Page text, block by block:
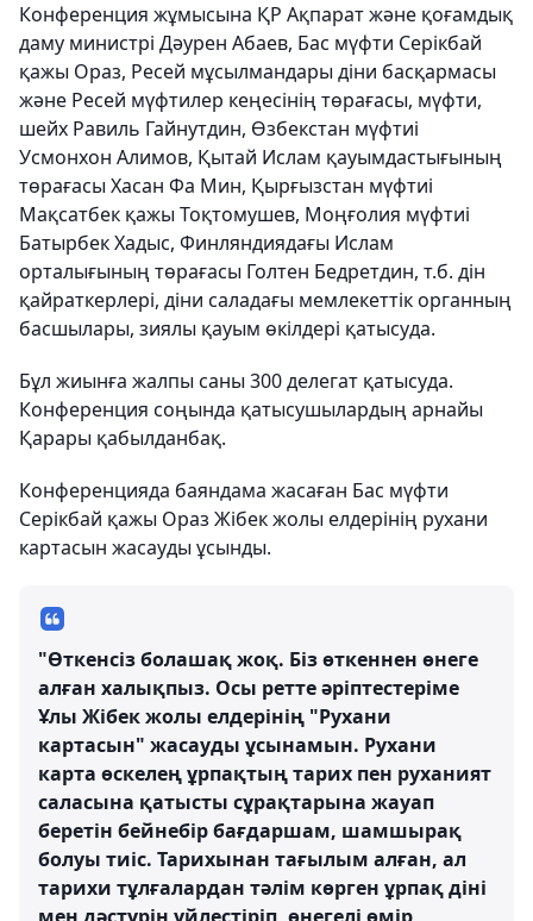
Конференция жұмысына ҚР Ақпарат және қоғамдық
даму министрі Дәурен Абаев, Бас мүфти Серікбай
қажы Ораз, Ресей мұсылмандары діни басқармасы
және Ресей мүфтилер кеңесінің төрағасы, мүфти,
шейх Равиль Гайнутдин, Өзбекстан мүфтиі
Усмонхон Алимов, Қытай Ислам қауымдастығының
төрағасы Хасан Фа Мин, Қырғызстан мүфтиі
Мақсатбек қажы Тоқтомушев, Моңғолия мүфтиі
Батырбек Хадыс, Финляндиядағы Ислам
орталығының төрағасы Голтен Бедретдин, т.б. дін
қайраткерлері, діни саладағы мемлекеттік органның
басшылары, зиялы қауым өкілдері қатысуда.
Бұл жиынға жалпы саны 300 делегат қатысуда.
Конференция соңында қатысушылардың арнайы
Қарары қабылданбақ.
Конференцияда баяндама жасаған Бас мүфти
Серікбай қажы Ораз Жібек жолы елдерінің рухани
картасын жасауды ұсынды.
"Өткенсіз болашақ жоқ. Біз өткеннен өнеге
алған халықпыз. Осы ретте әріптестеріме
Ұлы Жібек жолы елдерінің "Рухани
картасын" жасауды ұсынамын. Рухани
карта өскелең ұрпақтың тарих пен руханият
саласына қатысты сұрақтарына жауап
беретін бейнебір бағдаршам, шамшырақ
болуы тиіс. Тарихынан тағылым алған, ал
тарихи тұлғалардан тәлім көрген ұрпақ діні